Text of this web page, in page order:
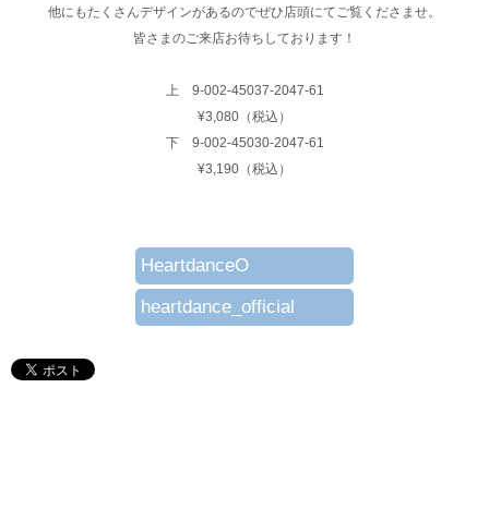
他にもたくさんデザインがあるのでぜひ店頭にてご覧くださませ。
皆さまのご来店お待ちしております！
上 9-002-45037-2047-61
¥3,080（税込）
下 9-002-45030-2047-61
¥3,190（税込）
HeartdanceO
heartdance_official